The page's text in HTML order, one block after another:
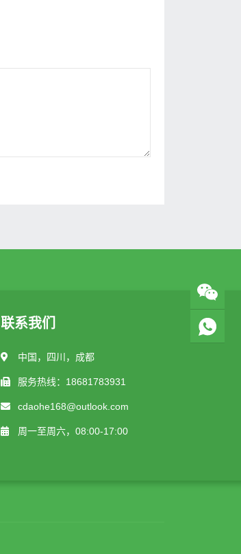
联系我们
中国，四川，成都
服务热线：18681783931
cdaohe168@outlook.com
周一至周六，08:00-17:00